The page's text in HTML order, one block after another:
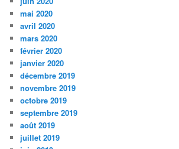
mai 2020
avril 2020
mars 2020
février 2020
janvier 2020
décembre 2019
novembre 2019
octobre 2019
septembre 2019
août 2019
juillet 2019